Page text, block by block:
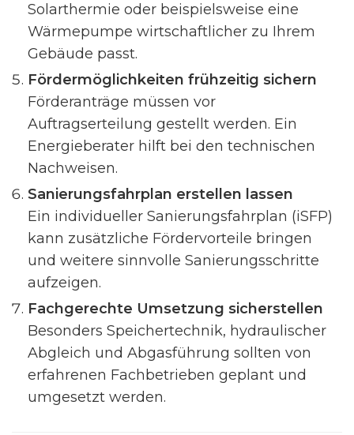
Solarthermie oder beispielsweise eine
Wärmepumpe wirtschaftlicher zu Ihrem
Gebäude passt.
Fördermöglichkeiten frühzeitig sichern
Förderanträge müssen vor
Auftragserteilung gestellt werden. Ein
Energieberater hilft bei den technischen
Nachweisen.
Sanierungsfahrplan erstellen lassen
Ein individueller Sanierungsfahrplan (iSFP)
kann zusätzliche Fördervorteile bringen
und weitere sinnvolle Sanierungsschritte
aufzeigen.
Fachgerechte Umsetzung sicherstellen
Besonders Speichertechnik, hydraulischer
Abgleich und Abgasführung sollten von
erfahrenen Fachbetrieben geplant und
umgesetzt werden.